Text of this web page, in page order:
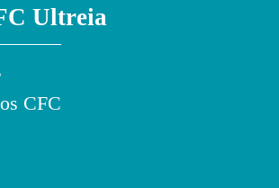
Ultreia
CFC